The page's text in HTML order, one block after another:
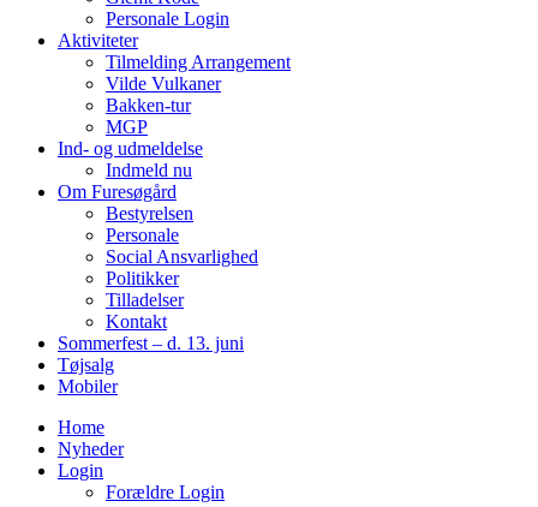
Personale Login
Aktiviteter
Tilmelding Arrangement
Vilde Vulkaner
Bakken-tur
MGP
Ind- og udmeldelse
Indmeld nu
Om Furesøgård
Bestyrelsen
Personale
Social Ansvarlighed
Politikker
Tilladelser
Kontakt
Sommerfest – d. 13. juni
Tøjsalg
Mobiler
Home
Nyheder
Login
Forældre Login